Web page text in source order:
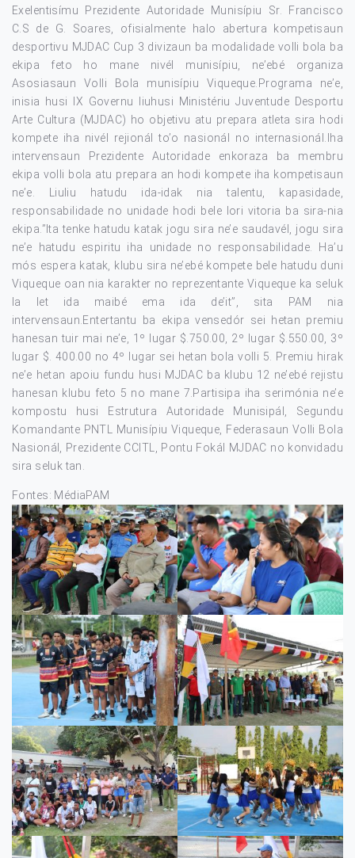
Exelentisímu Prezidente Autoridade Munisípiu Sr. Francisco
C.S de G. Soares, ofisialmente halo abertura kompetisaun
desportivu MJDAC Cup 3 divizaun ba modalidade volli bola ba
ekipa feto ho mane nivél munisípiu, ne’ebé organiza
Asosiasaun Volli Bola munisípiu Viqueque.Programa ne’e,
inisia husi IX Governu liuhusi Ministériu Juventude Desportu
Arte Cultura (MJDAC) ho objetivu atu prepara atleta sira hodi
kompete iha nivél rejionál to’o nasionál no internasionál.Iha
intervensaun Prezidente Autoridade enkoraza ba membru
ekipa volli bola atu prepara an hodi kompete iha kompetisaun
ne’e. Liuliu hatudu ida-idak nia talentu, kapasidade,
responsabilidade no unidade hodi bele lori vitoria ba sira-nia
ekipa.”Ita tenke hatudu katak jogu sira ne’e saudavél, jogu sira
ne’e hatudu espiritu iha unidade no responsabilidade. Ha’u
mós espera katak, klubu sira ne’ebé kompete bele hatudu duni
Viqueque oan nia karakter no reprezentante Viqueque ka seluk
la let ida maibé ema ida de’it”, sita PAM nia
intervensaun.Entertantu ba ekipa vensedór sei hetan premiu
hanesan tuir mai ne’e, 1º lugar $.750.00, 2º lugar $.550.00, 3º
lugar $. 400.00 no 4º lugar sei hetan bola volli 5. Premiu hirak
ne’e hetan apoiu fundu husi MJDAC ba klubu 12 ne’ebé rejistu
hanesan klubu feto 5 no mane 7.Partisipa iha serimónia ne’e
kompostu husi Estrutura Autoridade Munisipál, Segundu
Komandante PNTL Munisípiu Viqueque, Federasaun Volli Bola
Nasionál, Prezidente CCITL, Pontu Fokál MJDAC no konvidadu
sira seluk tan.
Fontes: MédiaPAM